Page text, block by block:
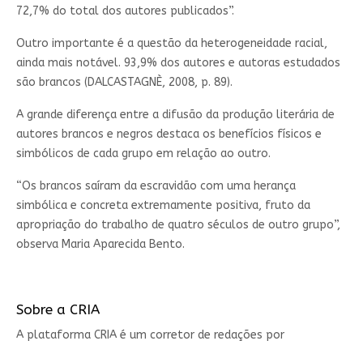
72,7% do total dos autores publicados”.
Outro importante é a questão da heterogeneidade racial,
ainda mais notável. 93,9% dos autores e autoras estudados
são brancos (DALCASTAGNÈ, 2008, p. 89).
A grande diferença entre a difusão da produção literária de
autores brancos e negros destaca os benefícios físicos e
simbólicos de cada grupo em relação ao outro.
“Os brancos saíram da escravidão com uma herança
simbólica e concreta extremamente positiva, fruto da
apropriação do trabalho de quatro séculos de outro grupo”,
observa Maria Aparecida Bento.
Sobre a CRIA
A plataforma CRIA é um corretor de redações por